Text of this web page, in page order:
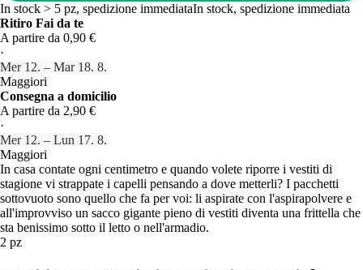
In stock > 5 pz, spedizione immediataIn stock, spedizione immediata
Ritiro Fai da te
A partire da 0,90 €
·
Mer 12. – Mar 18. 8.
Maggiori
Consegna a domicilio
A partire da 2,90 €
·
Mer 12. – Lun 17. 8.
Maggiori
In casa contate ogni centimetro e quando volete riporre i vestiti di
stagione vi strappate i capelli pensando a dove metterli? I pacchetti
sottovuoto sono quello che fa per voi: li aspirate con l'aspirapolvere e
all'improvviso un sacco gigante pieno di vestiti diventa una frittella che
sta benissimo sotto il letto o nell'armadio.
2 pz